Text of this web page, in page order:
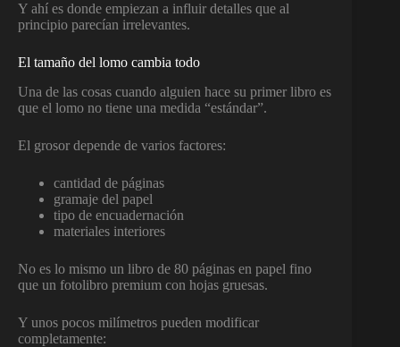
Y ahí es donde empiezan a influir detalles que al
principio parecían irrelevantes.
El tamaño del lomo cambia todo
Una de las cosas cuando alguien hace su primer libro es
que el lomo no tiene una medida “estándar”.
El grosor depende de varios factores:
cantidad de páginas
gramaje del papel
tipo de encuadernación
materiales interiores
No es lo mismo un libro de 80 páginas en papel fino
que un fotolibro premium con hojas gruesas.
Y unos pocos milímetros pueden modificar
completamente: